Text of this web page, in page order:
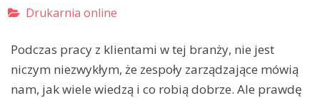
Drukarnia online
Podczas pracy z klientami w tej branży, nie jest
niczym niezwykłym, że zespoły zarządzające mówią
nam, jak wiele wiedzą i co robią dobrze. Ale prawdę